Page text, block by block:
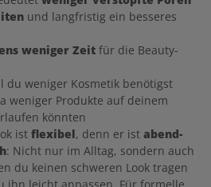
und langfristig ein besseres
weniger Zeit für die Beauty-
du weniger Kosmetik benötigst
weniger Produkte auf deinem
könnten
ist flexibel, denn er ist abend-
: Nicht nur im Alltag, sondern auch
du keinen schweren Look tragen
ihn leicht anpassen. Für formelle